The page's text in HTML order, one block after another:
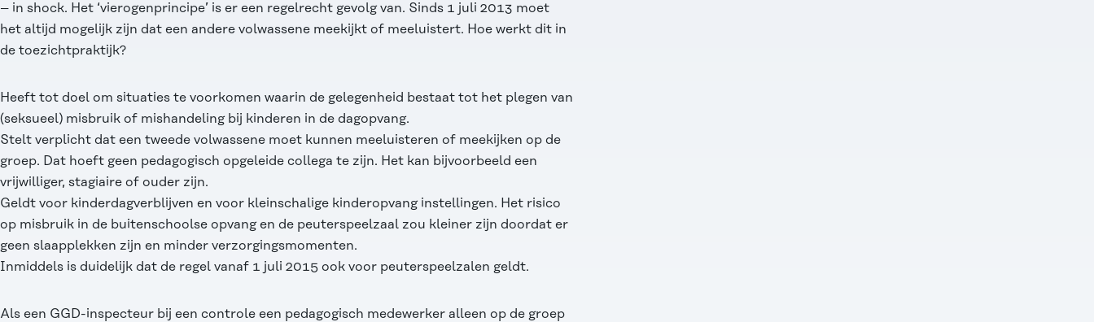
– in shock. Het ‘vierogenprincipe’ is er een regelrecht gevolg van. Sinds 1 juli 2013 moet
het altijd mogelijk zijn dat een andere volwassene meekijkt of meeluistert. Hoe werkt dit in
de toezichtpraktijk?
Heeft tot doel om situaties te voorkomen waarin de gelegenheid bestaat tot het plegen van
(seksueel) misbruik of mishandeling bij kinderen in de dagopvang.
Stelt verplicht dat een tweede volwassene moet kunnen meeluisteren of meekijken op de
groep. Dat hoeft geen pedagogisch opgeleide collega te zijn. Het kan bijvoorbeeld een
vrijwilliger, stagiaire of ouder zijn.
Geldt voor kinderdagverblijven en voor kleinschalige kinderopvang instellingen. Het risico
op misbruik in de buitenschoolse opvang en de peuterspeelzaal zou kleiner zijn doordat er
geen slaapplekken zijn en minder verzorgingsmomenten.
Inmiddels is duidelijk dat de regel vanaf 1 juli 2015 ook voor peuterspeelzalen geldt.
Als een GGD-inspecteur bij een controle een pedagogisch medewerker alleen op de groep